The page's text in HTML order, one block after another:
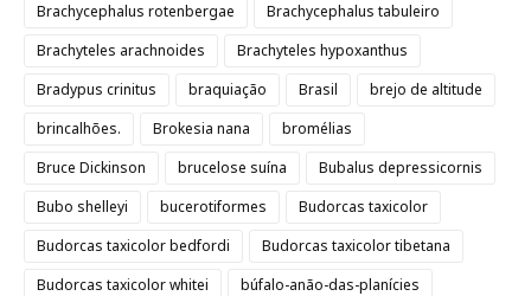
Brachycephalus rotenbergae
Brachycephalus tabuleiro
Brachyteles arachnoides
Brachyteles hypoxanthus
Bradypus crinitus
braquiação Brasil
brejo de altitude
brincalhões.
Brokesia nana
bromélias
Bruce Dickinson
brucelose suína
Bubalus depressicornis
Bubo shelleyi
bucerotiformes
Budorcas taxicolor
Budorcas taxicolor bedfordi
Budorcas taxicolor tibetana
Budorcas taxicolor whitei
búfalo-anão-das-planícies